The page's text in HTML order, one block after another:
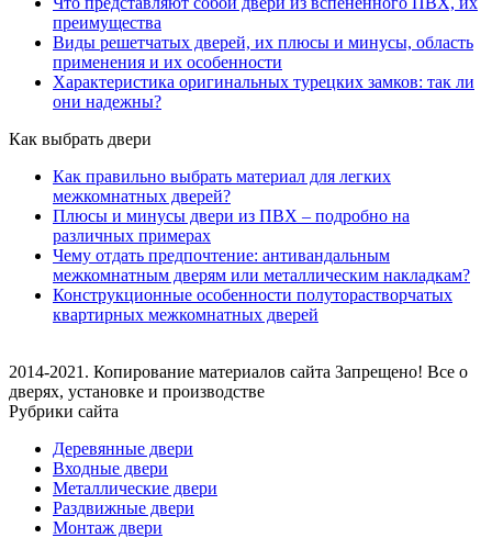
преимущества
Виды решетчатых дверей, их плюсы и минусы, область
применения и их особенности
Характеристика оригинальных турецких замков: так ли
они надежны?
Как выбрать двери
Как правильно выбрать материал для легких
межкомнатных дверей?
Плюсы и минусы двери из ПВХ – подробно на
различных примерах
Чему отдать предпочтение: антивандальным
межкомнатным дверям или металлическим накладкам?
Конструкционные особенности полуторастворчатых
квартирных межкомнатных дверей
2014-2021. Копирование материалов сайта Запрещено! Все о
дверях, установке и производстве
Рубрики сайта
Деревянные двери
Входные двери
Металлические двери
Раздвижные двери
Монтаж двери